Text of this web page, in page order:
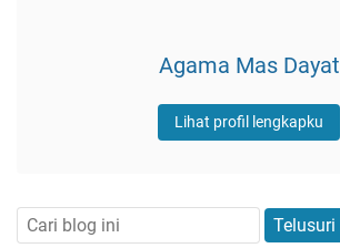
Agama Mas Dayat
Lihat profil lengkapku